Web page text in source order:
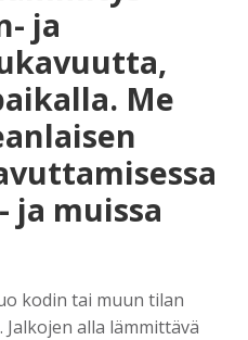
ja
Me
ja muissa
kodin tai muun tilan
alla lämmittävä